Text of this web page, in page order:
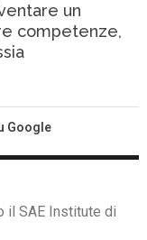
un
competenze,
Google
il SAE Institute di